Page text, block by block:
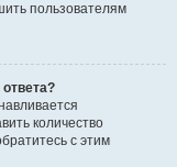
пользователям
количество
с этим